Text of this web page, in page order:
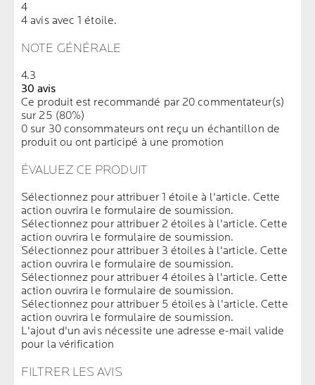
4
4 avis avec 1 étoile.
NOTE GÉNÉRALE
4.3
30 avis
Ce produit est recommandé par 20 commentateur(s)
sur 25 (80%)
0 sur 30 consommateurs ont reçu un échantillon de
produit ou ont participé à une promotion
ÉVALUEZ CE PRODUIT
Sélectionnez pour attribuer 1 étoile à l'article. Cette
action ouvrira le formulaire de soumission.
Sélectionnez pour attribuer 2 étoiles à l'article. Cette
action ouvrira le formulaire de soumission.
Sélectionnez pour attribuer 3 étoiles à l'article. Cette
action ouvrira le formulaire de soumission.
Sélectionnez pour attribuer 4 étoiles à l'article. Cette
action ouvrira le formulaire de soumission.
Sélectionnez pour attribuer 5 étoiles à l'article. Cette
action ouvrira le formulaire de soumission.
L'ajout d'un avis nécessite une adresse e-mail valide
pour la vérification
FILTRER LES AVIS